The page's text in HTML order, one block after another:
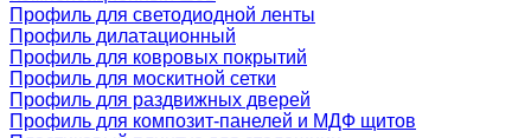
Профиль для светодиодной ленты
Профиль дилатационный
Профиль для ковровых покрытий
Профиль для москитной сетки
Профиль для раздвижных дверей
Профиль для композит-панелей и МДФ щитов